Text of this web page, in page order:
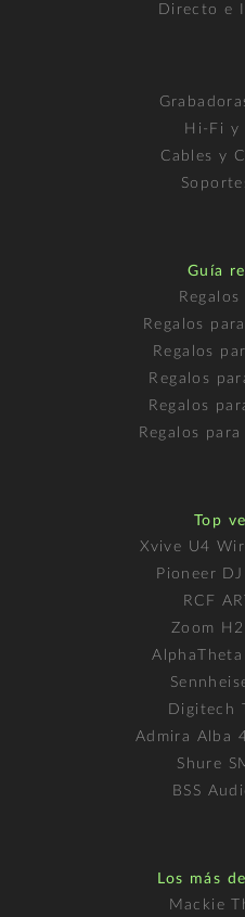
Directo e
Hi-Fi y
Cables y
Guía
Regalos
Regalos
Regalos
Regalos
Regalos
Top
Xvive U4
Pioneer
RCF
Zoom
Digitech
Admira Alba
Shure
BSS
Los más
Mackie